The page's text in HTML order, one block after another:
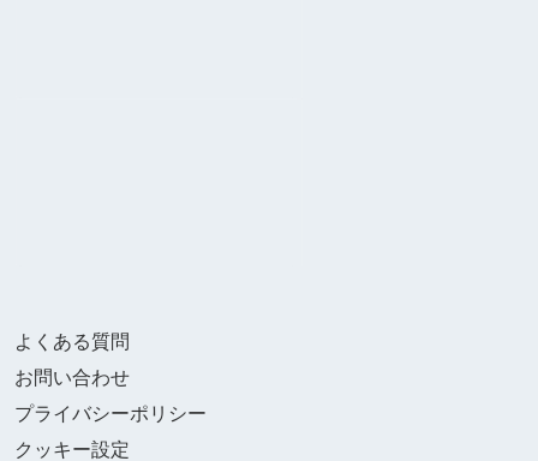
よくある質問
お問い合わせ
プライバシーポリシー
クッキー設定